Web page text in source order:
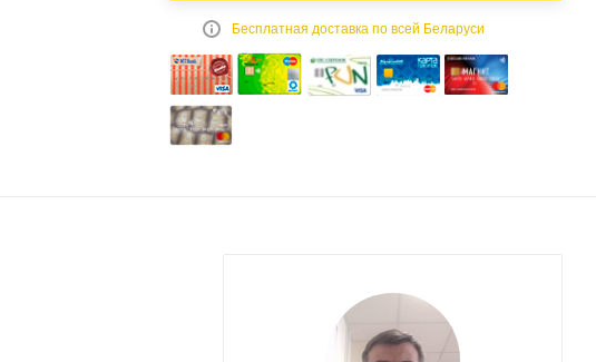
Бесплатная доставка по всей Беларуси